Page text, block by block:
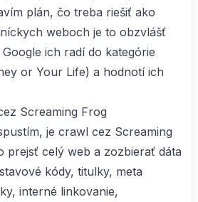
plán, čo treba riešiť ako
weboch je to obzvlášť
ich radí do kategórie
or Your Life) a hodnotí ich
Screaming Frog
je crawl cez Screaming
prejsť celý web a zozbierať dáta
kódy, titulky, meta
interné linkovanie,